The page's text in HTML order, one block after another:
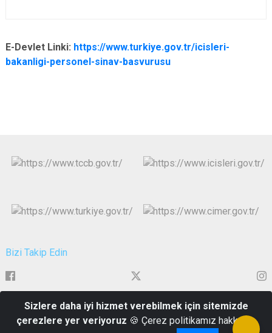
E-Devlet Linki: https://www.turkiye.gov.tr/icisleri-
bakanligi-personel-sinav-basvurusu
Bizi Takip Edin
Alitaşı Mahallesi Atatürk Bulvarı No.144
+90 (0416) 219 21 00 - (0416) 219 21 01-02-03-04
Sizlere daha iyi hizmet verebilmek için sitemizde
çerezlere yer veriyoruz 🍪 Çerez politikamız hakkında